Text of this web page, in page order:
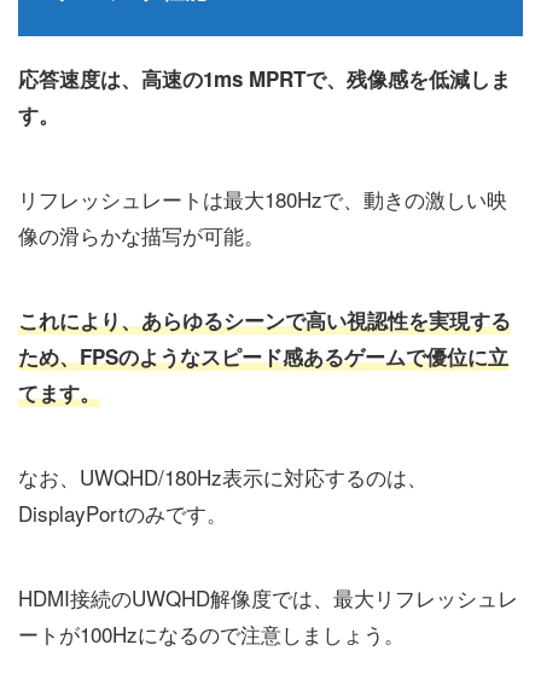
応答速度は、高速の1ms MPRTで、残像感を低減しま
す。
リフレッシュレートは最大180Hzで、動きの激しい映
像の滑らかな描写が可能。
これにより、あらゆるシーンで高い視認性を実現する
ため、FPSのようなスピード感あるゲームで優位に立
てます。
なお、UWQHD/180Hz表示に対応するのは、
DisplayPortのみです。
HDMI接続のUWQHD解像度では、最大リフレッシュレ
ートが100Hzになるので注意しましょう。